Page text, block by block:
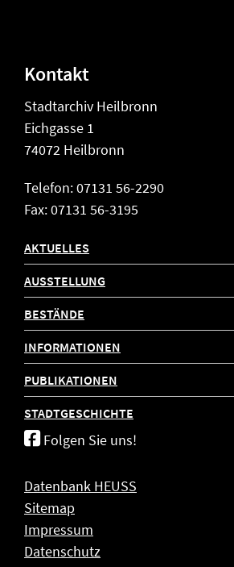
Kontakt
Stadtarchiv Heilbronn
Eichgasse 1
74072 Heilbronn
Telefon: 07131 56-2290
Fax: 07131 56-3195
AKTUELLES
AUSSTELLUNG
BESTÄNDE
INFORMATIONEN
PUBLIKATIONEN
STADTGESCHICHTE
Folgen Sie uns!
Datenbank HEUSS
Sitemap
Impressum
Datenschutz